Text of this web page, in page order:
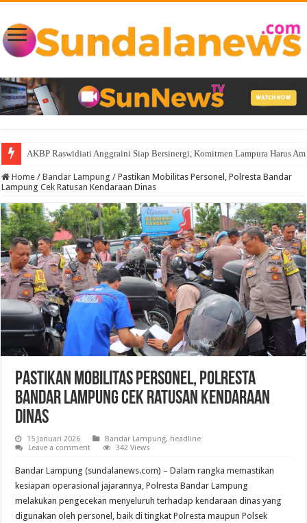
Silaturahmi Kapolres Lampura di Keratoen Ratu di Puncak, Jalin
Home / Bandar Lampung / Pastikan Mobilitas Personel, Polresta Bandar
Lampung Cek Ratusan Kendaraan Dinas
Pastikan Mobilitas Personel, Polresta
Bandar Lampung Cek Ratusan Kendaraan
Dinas
15 Januari 2026 Bandar Lampung, headline
Leave a comment
342 Views
Bandar Lampung (sundalanews.com) – Dalam rangka memastikan
kesiapan operasional jajarannya, Polresta Bandar Lampung
melakukan pengecekan menyeluruh terhadap kendaraan dinas yang
digunakan oleh personel, baik di tingkat Polresta maupun Polsek